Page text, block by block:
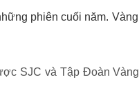
phiên cuối năm.
SJC và Tập Đoàn